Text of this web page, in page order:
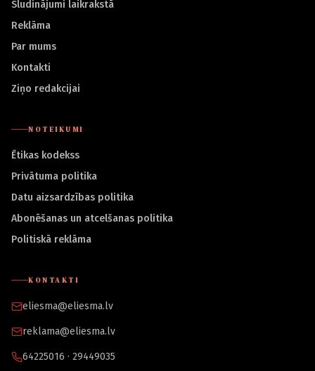
Sludinājumi laikrakstā
Reklāma
Par mums
Kontakti
Ziņo redakcijai
NOTEIKUMI
Ētikas kodekss
Privātuma politika
Datu aizsardzības politika
Abonēšanas un atcelšanas politika
Politiskā reklāma
KONTAKTI
eliesma@eliesma.lv
reklama@eliesma.lv
64225016 · 29449035